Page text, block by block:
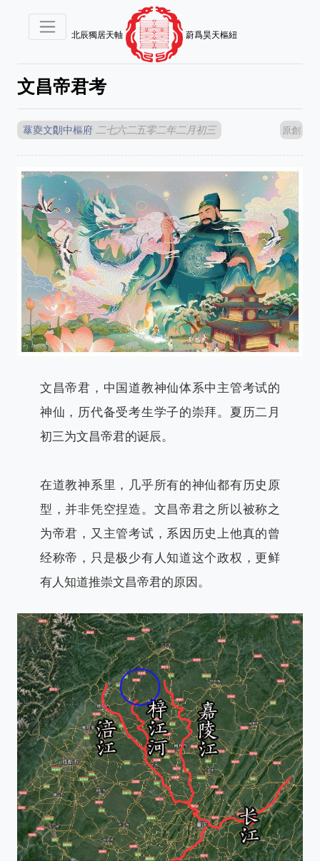
北辰獨居天軸 蔚爲昊天樞紐
文昌帝君考
蕐夓文朙中樞府 二七六二五零二年二月初三 原創
文昌帝君，中国道教神仙体系中主管考试的
神仙，历代备受考生学子的崇拜。夏历二月
初三为文昌帝君的诞辰。
在道教神系里，几乎所有的神仙都有历史原
型，并非凭空捏造。文昌帝君之所以被称之
为帝君，又主管考试，系因历史上他真的曾
经称帝，只是极少有人知道这个政权，更鲜
有人知道推崇文昌帝君的原因。